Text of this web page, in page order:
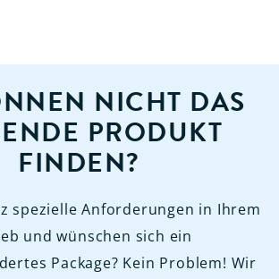
NICHT DAS
PRODUKT
FINDEN?
spezielle Anforderungen in Ihrem
und wünschen sich ein
Package? Kein Problem! Wir